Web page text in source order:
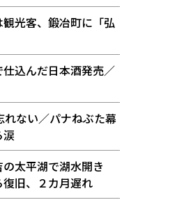
光客、鍛冶町に「弘
込んだ日本酒発売／
ない／パナねぶた幕
の太平湖で湖水開き
旧、２カ月遅れ